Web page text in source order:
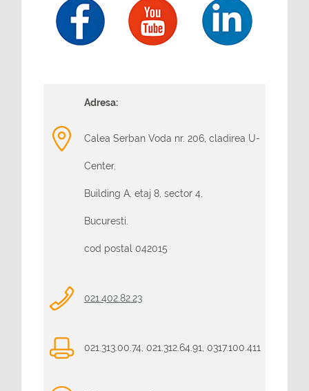
Adresa:
Calea Serban Voda nr. 206, cladirea U-
Center,
Building A, etaj 8, sector 4,
Bucuresti.
cod postal 042015
021.402.82.23
021.313.00.74, 021.312.64.91, 0317.100.411